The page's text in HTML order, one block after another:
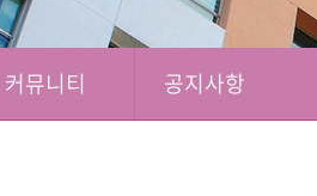
석박사통합과
석사과정
신학대학원
선교대학원
교육대학원
상담대학원
커뮤니티 공지사항